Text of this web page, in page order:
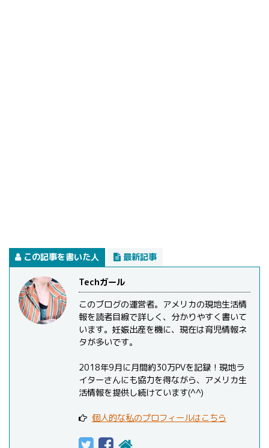
この記事を書いた人 最新記事
Techガール
このブログの運営者。アメリカの現地生活情
報を読者目線で詳しく、分かりやすく書いて
います。妊娠出産を機に、現在は育児情報ネ
タが多いです。
2018年9月に月間約30万PVを記録！現地ラ
イターさんにも協力を得ながら、アメリカ生
活情報を提供し続けています(^^)
個人的な私のプロフィールはこちら